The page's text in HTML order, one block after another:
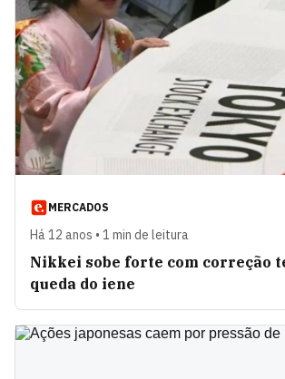
MERCADOS
Há 12 anos • 1 min de leitura
Nikkei sobe forte com correção
queda do iene